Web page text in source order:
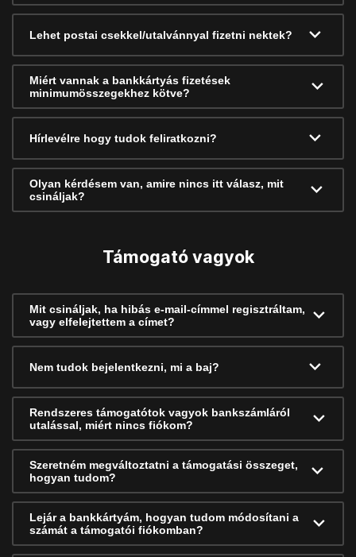
Lehet postai csekkel/utalvánnyal fizetni nektek?
Miért vannak a bankkártyás fizetések
minimumösszegekhez kötve?
Hírlevélre hogy tudok feliratkozni?
Olyan kérdésem van, amire nincs itt válasz, mit
csináljak?
Támogató vagyok
Mit csináljak, ha hibás e-mail-címmel regisztráltam,
vagy elfelejtettem a címet?
Nem tudok bejelentkezni, mi a baj?
Rendszeres támogatótok vagyok bankszámláról
utalással, miért nincs fiókom?
Szeretném megváltoztatni a támogatási összeget,
hogyan tudom?
Lejár a bankkártyám, hogyan tudom módosítani a
számát a támogatói fiókomban?